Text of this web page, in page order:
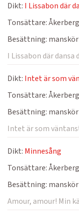
Dikt: I Lissabon där
Tonsättare:
Besättning: manskör
I Lissabon där
Dikt: Intet är som
Tonsättare:
Besättning: manskör
Intet är som
Dikt: Minnesång
Tonsättare:
Besättning: manskör
Amour, amour! Min